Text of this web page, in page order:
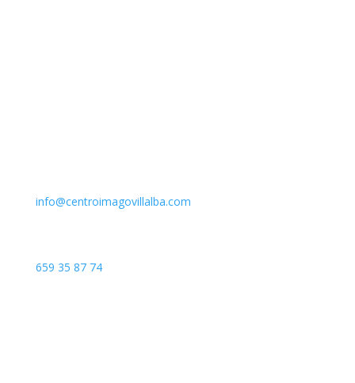
info@centroimagovillalba.com
659 35 87 74